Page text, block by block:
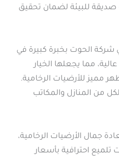
للبيئة لضمان تحقيق
الحوت بخبرة كبيرة في
مما يجعلها الخيار
مميز للأرضيات الرخامية.
من المنازل والمكاتب
جمال الأرضيات الرخامية،
احترافية بأسعار